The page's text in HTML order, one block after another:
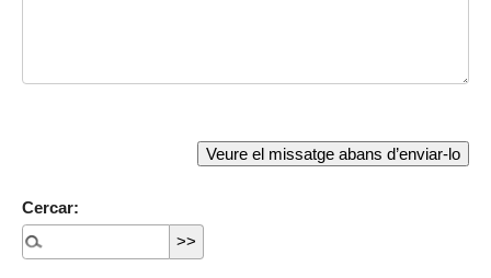
Cercar: